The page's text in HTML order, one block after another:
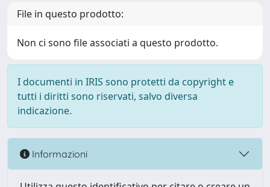
File in questo prodotto:
Non ci sono file associati a questo prodotto.
I documenti in IRIS sono protetti da copyright e
tutti i diritti sono riservati, salvo diversa
indicazione.
Informazioni